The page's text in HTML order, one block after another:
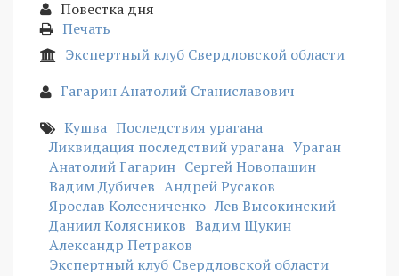
Повестка дня
Печать
Экспертный клуб Свердловской области
Гагарин Анатолий Станиславович
Кушва Последствия урагана
Ликвидация последствий урагана Ураган
Анатолий Гагарин Сергей Новопашин
Вадим Дубичев Андрей Русаков
Ярослав Колесниченко Лев Высокинский
Даниил Колясников Вадим Щукин
Александр Петраков
Экспертный клуб Свердловской области